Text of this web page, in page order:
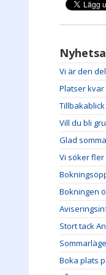
Vi är den
Platser
Vill du bli
Glad
Vi söker
Bokningen
Stort tack
Boka plats